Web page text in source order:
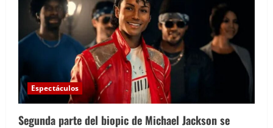
Espectáculos
Segunda parte del biopic de Michael Jackson se